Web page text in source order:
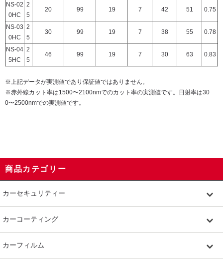
NS-02
0HC
2
5
20 99 19 7 42 51 0.75
NS-03
0HC
2
5
30 99 19 7 38 55 0.78
NS-04
5HC
2
5
46 99 19 7 30 63 0.83
※上記データが実測値であり保証値ではありません。
※赤外線カット率は1500〜2100nmでのカット率の実測値です。日射率は30
0〜2500nmでの実測値です。
商品カテゴリー
カーセキュリティー
カーコーティング
カーフィルム